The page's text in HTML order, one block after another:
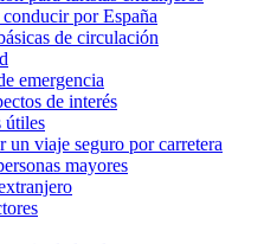
por España
de circulación
emergencia
de interés
útiles
un viaje seguro por carretera
mayores